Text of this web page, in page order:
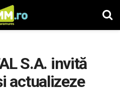
S.A. invită
actualizeze